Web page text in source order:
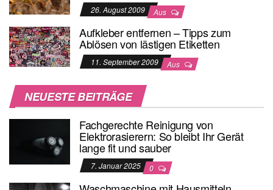
26. August 2009 Aus
Aufkleber entfernen – Tipps zum
Ablösen von lästigen Etiketten
11. September 2009 Aus
NEUESTE BEITRÄGE
Fachgerechte Reinigung von
Elektrorasierern: So bleibt Ihr Gerät
lange fit und sauber
7. Januar 2025 0